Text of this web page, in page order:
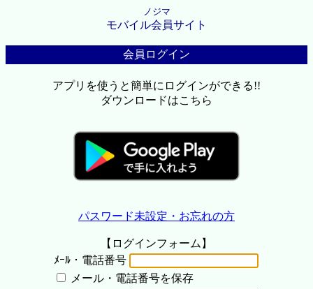
ノジマ
モバイル会員サイト
会員ログイン
アプリを使うと簡単にログインができる!!
ダウンロードはこちら
パスワード未設定・お忘れの方
【ログインフォーム】
ﾒｰﾙ・電話番号
メール・電話番号を保存